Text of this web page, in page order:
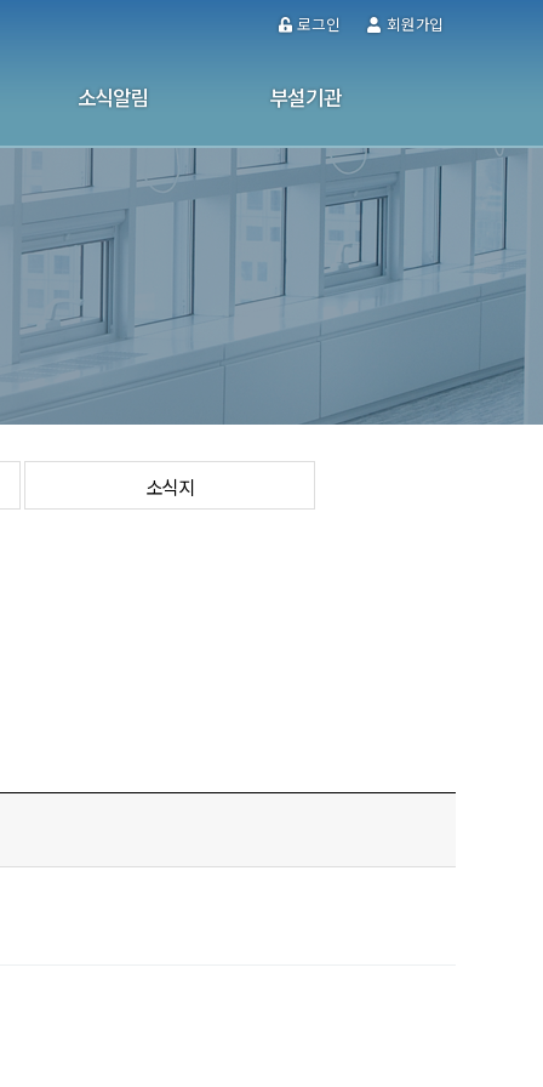
로그인 회원가입
소식알림
공지사항
사업소식
부설기관
울산남구가정폭력·성폭력통합상담소
성인문해교육센터
사이버 상담
소식지